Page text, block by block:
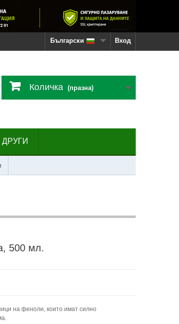
Вход
Български
Количка (празна)
ДРУГИ
500 мл.
на феноли, които имат силно